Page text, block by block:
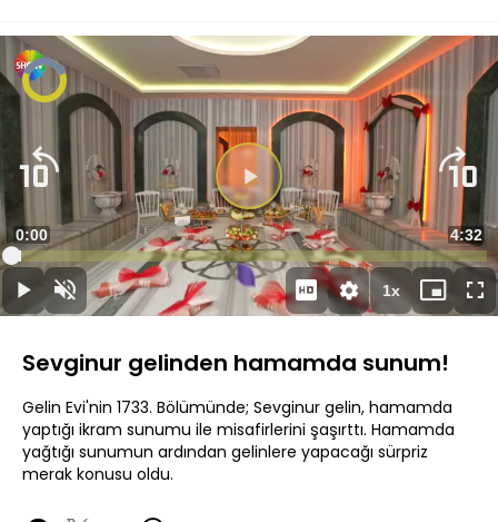
Video
Oynatıcısı
yükleniyor.
Videoyu
Oynat
OynatSesi
Aç
Süre
0:00
Süre
4:32
Yüklendi:
2.18%
1xOynatma
Hızı
Mini
oynatıcı
Sevginur gelinden hamamda sunum!
Gelin Evi'nin 1733. Bölümünde; Sevginur gelin, hamamda
yaptığı ikram sunumu ile misafirlerini şaşırttı. Hamamda
yağtığı sunumun ardından gelinlere yapacağı sürpriz
merak konusu oldu.